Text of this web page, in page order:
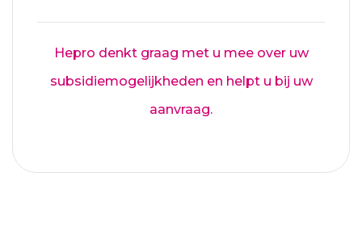
Hepro denkt graag met u mee over uw
subsidiemogelijkheden en helpt u bij uw
aanvraag.